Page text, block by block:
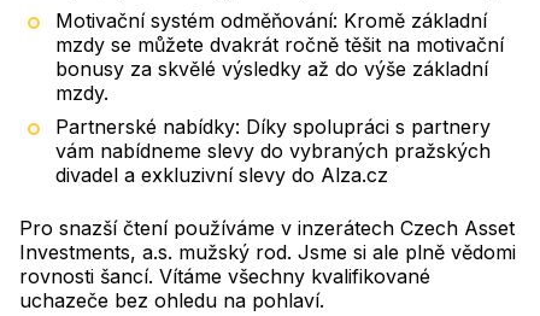
Motivační systém odměňování: Kromě základní
mzdy se můžete dvakrát ročně těšit na motivační
bonusy za skvělé výsledky až do výše základní
mzdy.
Partnerské nabídky: Díky spolupráci s partnery
vám nabídneme slevy do vybraných pražských
divadel a exkluzivní slevy do Alza.cz
Pro snazší čtení používáme v inzerátech Czech Asset
Investments, a.s. mužský rod. Jsme si ale plně vědomi
rovnosti šancí. Vítáme všechny kvalifikované
uchazeče bez ohledu na pohlaví.